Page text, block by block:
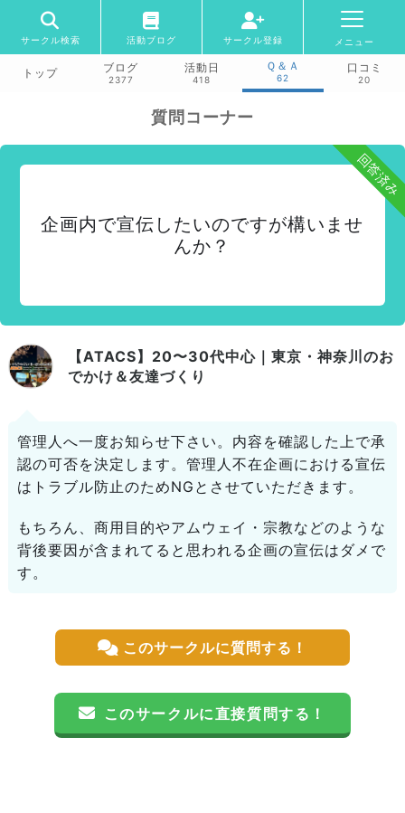
サークル検索 活動ブログ サークル登録 メニュー
トップ ブログ
2377
活動日
418
Ｑ＆Ａ
62
口コミ
20
質問コーナー
回答済み
企画内で宣伝したいのですが構いませ
んか？
【ATACS】20〜30代中心｜東京・神奈川のお
でかけ＆友達づくり
管理人へ一度お知らせ下さい。内容を確認した上で承
認の可否を決定します。管理人不在企画における宣伝
はトラブル防止のためNGとさせていただきます。
もちろん、商用目的やアムウェイ・宗教などのような
背後要因が含まれてると思われる企画の宣伝はダメで
す。
このサークルに質問する！
このサークルに直接質問する！